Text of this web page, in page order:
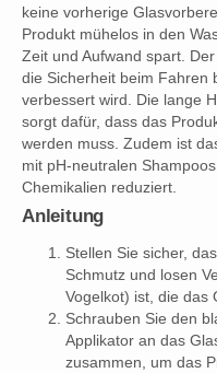
keine vorherige
Produkt mühelos in den
Zeit und Aufwand spart.
die Sicherheit beim Fahren
verbessert wird. Die lange
sorgt dafür, dass das
werden muss. Zudem ist
mit pH-neutralen
Chemikalien reduziert.
Anleitung
Stellen Sie sicher,
Schmutz und losen
Vogelkot) ist, die das
Schrauben Sie den
Applikator an das
zusammen, um das